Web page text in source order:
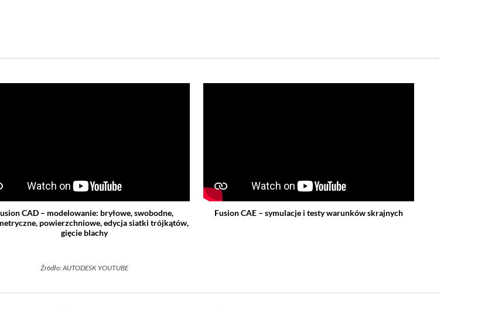
CAD – modelowanie: bryłowe, swobodne,
powierzchniowe, edycja siatki trójkątów,
gięcie blachy
Fusion CAE – symulacje i testy warunków skrajnych
Źródło: AUTODESK YOUTUBE